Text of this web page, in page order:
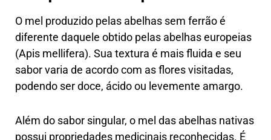
O mel produzido pelas abelhas sem ferrão é
diferente daquele obtido pelas abelhas europeias
(Apis mellifera). Sua textura é mais fluida e seu
sabor varia de acordo com as flores visitadas,
podendo ser doce, ácido ou levemente amargo.
Além do sabor singular, o mel das abelhas nativas
possui propriedades medicinais reconhecidas. É